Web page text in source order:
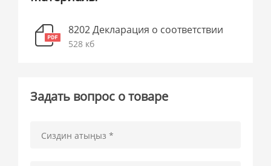
8202 Декларация о соответствии
528 кб
Задать вопрос о товаре